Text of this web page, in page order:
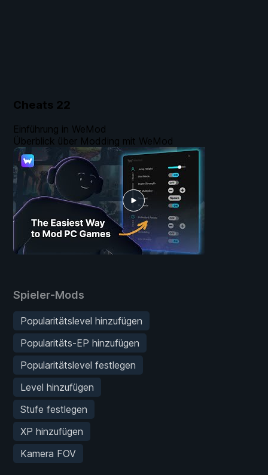
Cheats 22
Spieler-Mods
Popularitätslevel hinzufügen
Popularitäts-EP hinzufügen
Popularitätslevel festlegen
Level hinzufügen
Stufe festlegen
XP hinzufügen
Kamera FOV
Einführung in WeMod
Überblick über Modding mit WeMod